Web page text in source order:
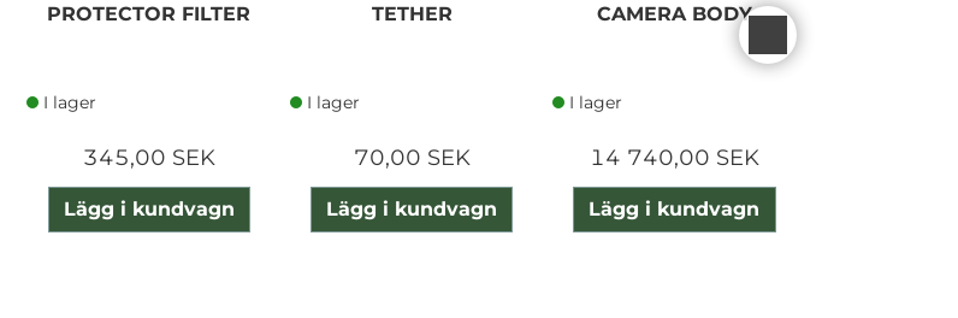
PROTECTOR FILTER
I lager
345,00 SEK
Lägg i kundvagn
TETHER
I lager
70,00 SEK
Lägg i kundvagn
CAMERA BODY
I lager
14 740,00 SEK
Lägg i kundvagn